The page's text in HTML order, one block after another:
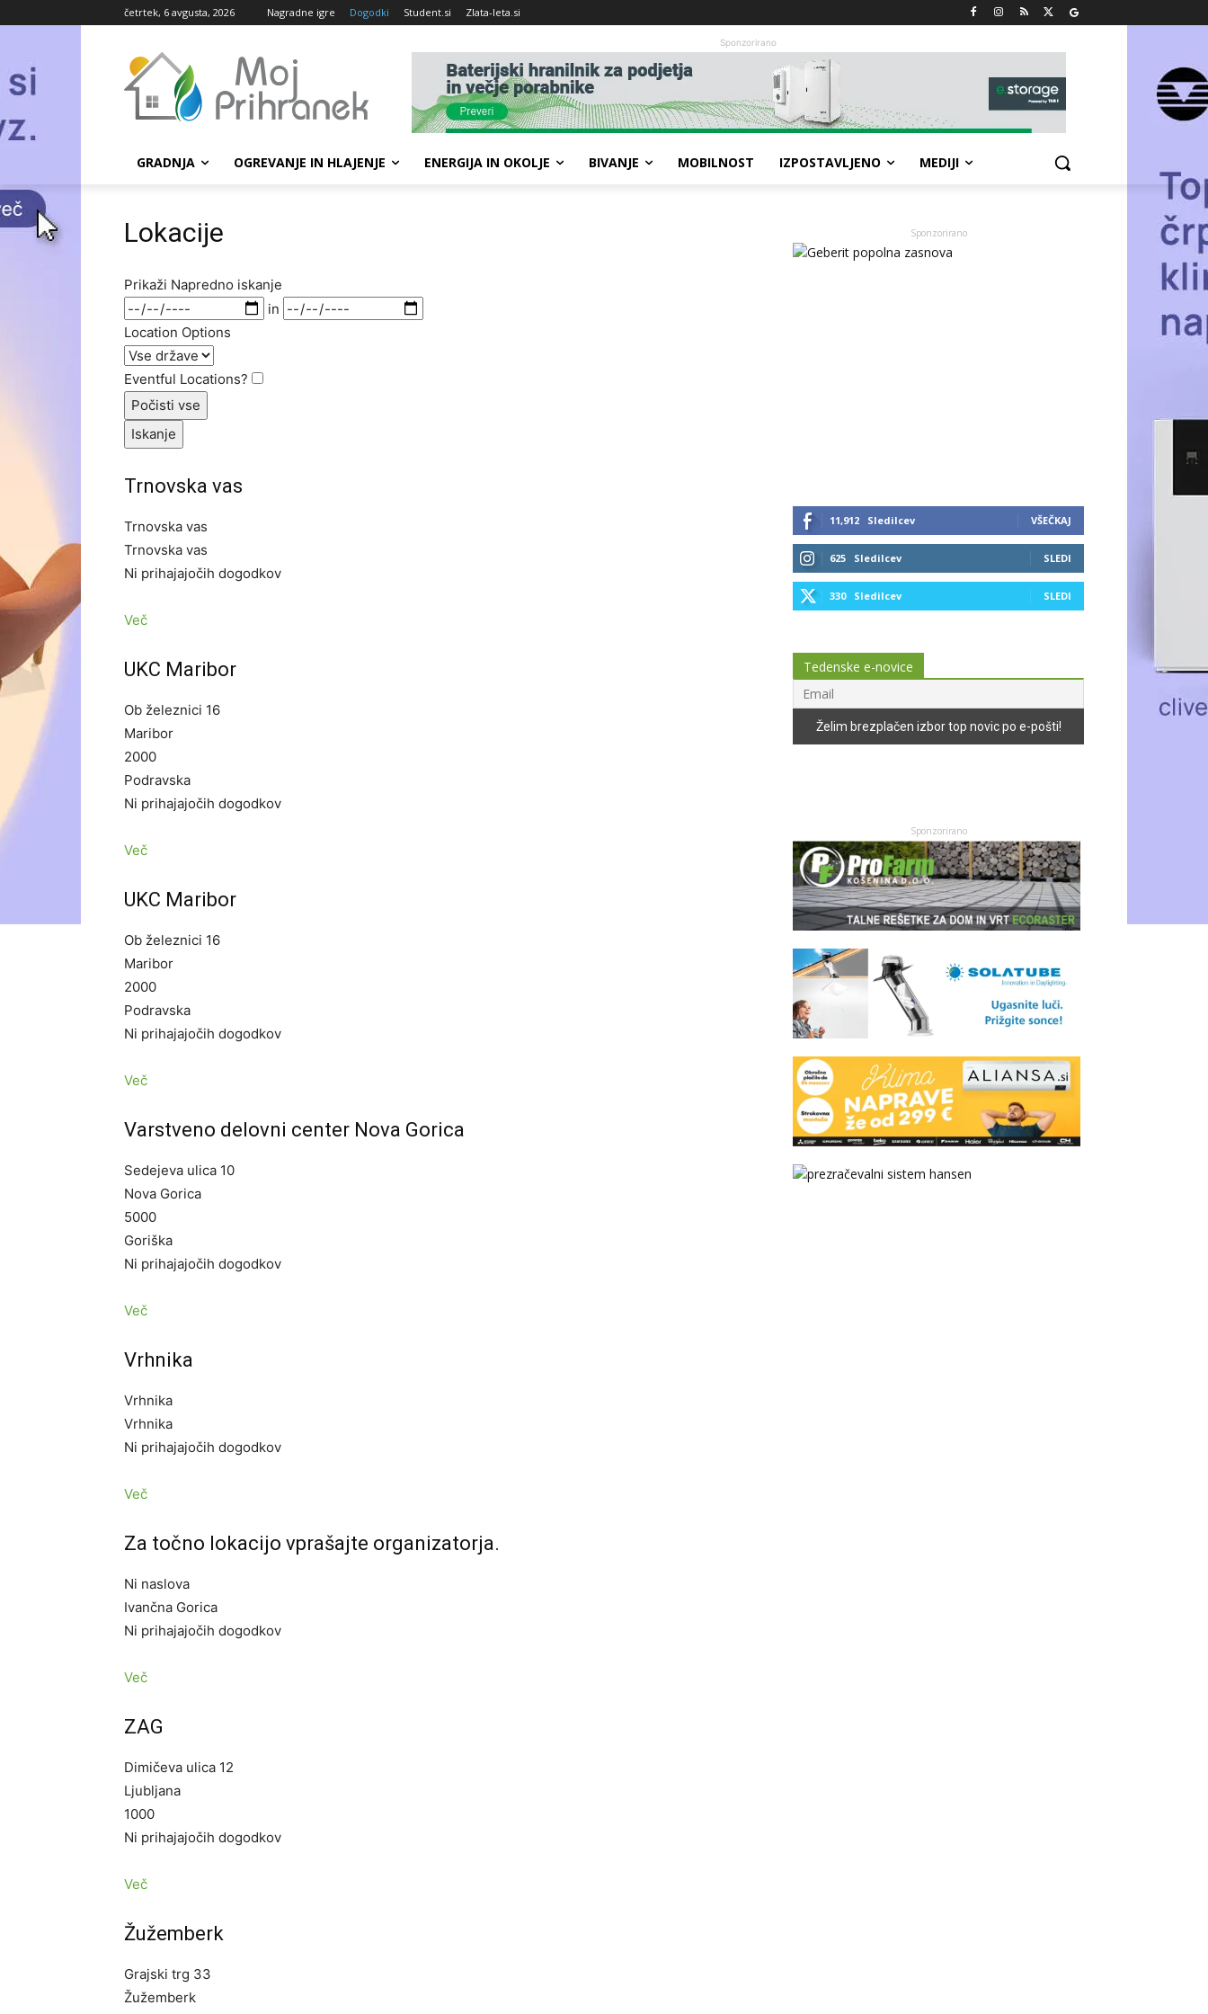
četrtek, 6 avgusta, 2026 Nagradne igre Dogodki Student.si Zlata-leta.si
Sponzorirano
GRADNJA OGREVANJE IN HLAJENJE ENERGIJA IN OKOLJE BIVANJE MOBILNOST IZPOSTAVLJENO MEDIJI
Lokacije
Prikaži Napredno iskanje
Datumi
in
Location Options
Država
Eventful Locations?
Počisti vse
Iskanje
Trnovska vas
Trnovska vas
Trnovska vas
Ni prihajajočih dogodkov
Več
UKC Maribor
Ob železnici 16
Maribor
2000
Podravska
Ni prihajajočih dogodkov
Več
UKC Maribor
Ob železnici 16
Maribor
2000
Podravska
Ni prihajajočih dogodkov
Več
Varstveno delovni center Nova Gorica
Sedejeva ulica 10
Nova Gorica
5000
Goriška
Ni prihajajočih dogodkov
Več
Vrhnika
Vrhnika
Vrhnika
Ni prihajajočih dogodkov
Več
Za točno lokacijo vprašajte organizatorja.
Ni naslova
Ivančna Gorica
Ni prihajajočih dogodkov
Več
ZAG
Dimičeva ulica 12
Ljubljana
1000
Ni prihajajočih dogodkov
Več
Žužemberk
Grajski trg 33
Žužemberk
Sponzorirano
11,912 Sledilcev VŠEČKAJ
625 Sledilcev SLEDI
330 Sledilcev SLEDI
Tedenske e-novice
Sponzorirano